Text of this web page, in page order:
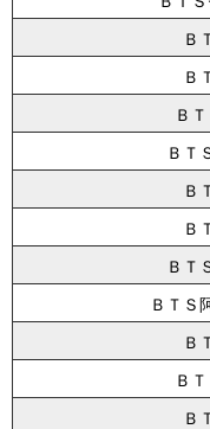
Ｂ
Ｂ
Ｂ
ＢＴ
Ｂ
Ｂ
ＢＴ
ＢＴＳ
Ｂ
Ｂ
Ｂ